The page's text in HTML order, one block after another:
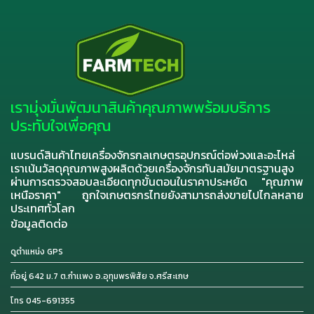
เรามุ่งมั่นพัฒนาสินค้าคุณภาพพร้อมบริการ
ประทับใจเพื่อคุณ
แบรนด์สินค้าไทยเครื่องจักรกลเกษตรอุปกรณ์ต่อพ่วงและอะไหล่
เราเน้นวัสดุคุณภาพสูงผลิตด้วยเครื่องจักรทันสมัยมาตรฐานสูง
ผ่านการตรวจสอบละเอียดทุกขั้นตอนในราคาประหยัด "คุณภาพ
เหนือราคา" ถูกใจเกษตรกรไทยยังสามารถส่งขายไปไกลหลาย
ประเทศทั่วโลก
ข้อมูลติดต่อ
ดูตำแหน่ง GPS
ที่อยู่ 642 ม.7 ต.กำเเพง อ.อุทุมพรพิสัย จ.ศรีสะเกษ
โทร 045-691355